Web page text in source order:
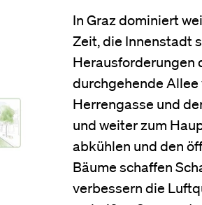
In Graz dominiert
Zeit, die Innenstadt
Herausforderungen
durchgehende
Herrengasse und
und weiter zum
abkühlen und den
Bäume schaffen
verbessern die